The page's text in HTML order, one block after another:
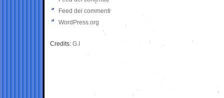
Feed dei commenti
WordPress.org
Credits: G.I